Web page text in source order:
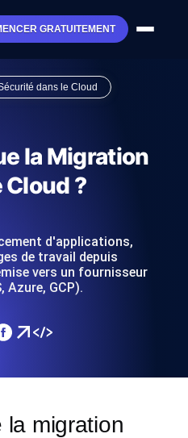
GRATUITEMENT
dans le Cloud
la Migration
?
d'applications,
de travail depuis
vers un fournisseur
Azure, GCP).
la migration